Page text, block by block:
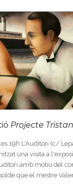
Projecte Tristan
19h L'Auditori (c/
una visita a
amb motiu del
que el mestre